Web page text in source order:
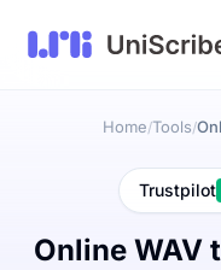
Home/Tools/
Trustpilot
Online WAV